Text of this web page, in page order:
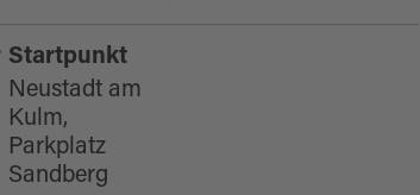
Startpunkt
Neustadt am
Kulm,
Parkplatz
Sandberg